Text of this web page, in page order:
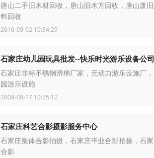
唐山二手旧木材回收，唐山旧木方回收，唐山废
料回收
2016-09-02 10:34:29
石家庄幼儿园玩具批发--快乐时光游乐设备公司
石家庄非标不锈钢滑梯厂家，无动力游乐设施厂
园游乐设施
2008-08-17 10:35:12
石家庄科艺合影摄影服务中心
石家庄集体合影拍摄，石家庄毕业合影拍摄，石
合影